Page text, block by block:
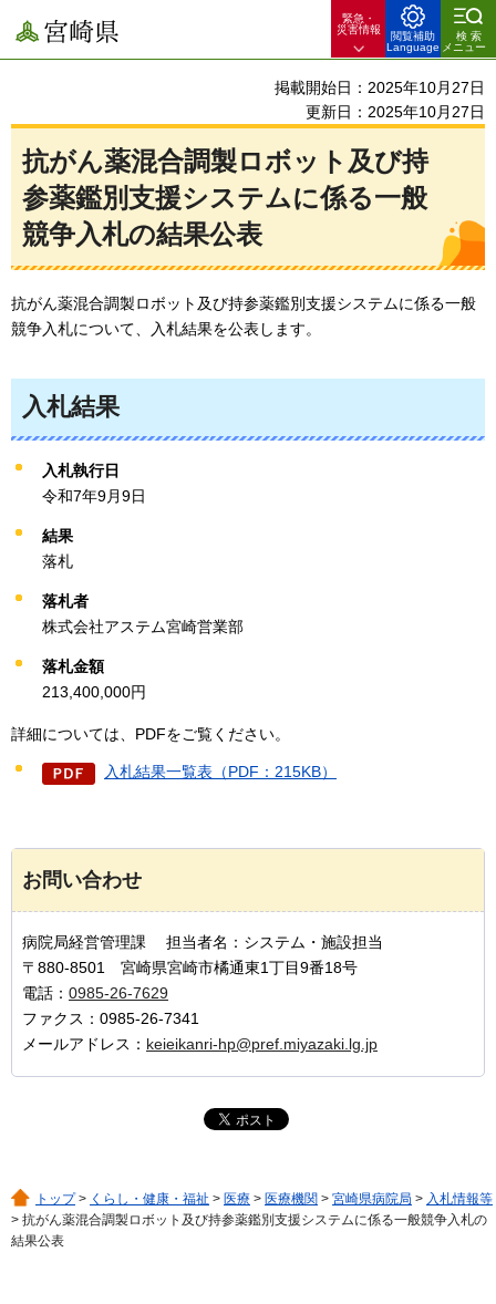
宮崎県
緊急・
災害情報
閲覧補助
Language
検索
メニュー
掲載開始日：2025年10月27日
更新日：2025年10月27日
抗がん薬混合調製ロボット及び持
参薬鑑別支援システムに係る一般
競争入札の結果公表
抗がん薬混合調製ロボット及び持参薬鑑別支援システムに係る一般
競争入札について、入札結果を公表します。
入札結果
入札執行日
令和7年9月9日
結果
落札
落札者
株式会社アステム宮崎営業部
落札金額
213,400,000円
詳細については、PDFをご覧ください。
入札結果一覧表（PDF：215KB）
お問い合わせ
病院局経営管理課 担当者名：システム・施設担当
〒880-8501 宮崎県宮崎市橘通東1丁目9番18号
電話： 0985-26-7629
ファクス：0985-26-7341
メールアドレス： keieikanri-hp@pref.miyazaki.lg.jp
トップ> くらし・健康・福祉 > 医療 > 医療機関 > 宮崎県病院局 > 入札情報等
> 抗がん薬混合調製ロボット及び持参薬鑑別支援システムに係る一般競争入札の
結果公表